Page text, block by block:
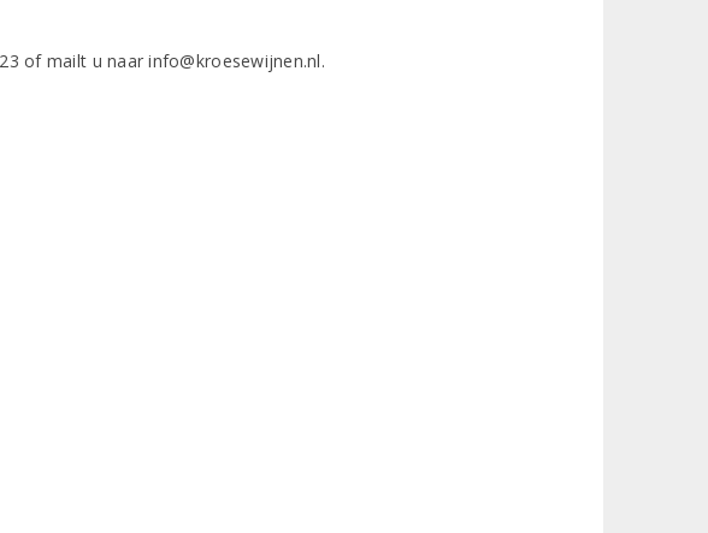
of mailt u naar info@kroesewijnen.nl.